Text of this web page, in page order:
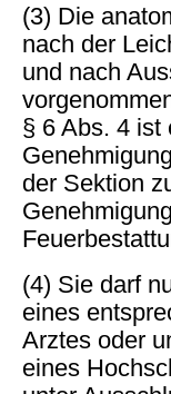
(3) Die
nach der
und nach
§ 6 Abs. 4 ist
der Sektion
(4) Sie darf
eines
Arztes oder
eines